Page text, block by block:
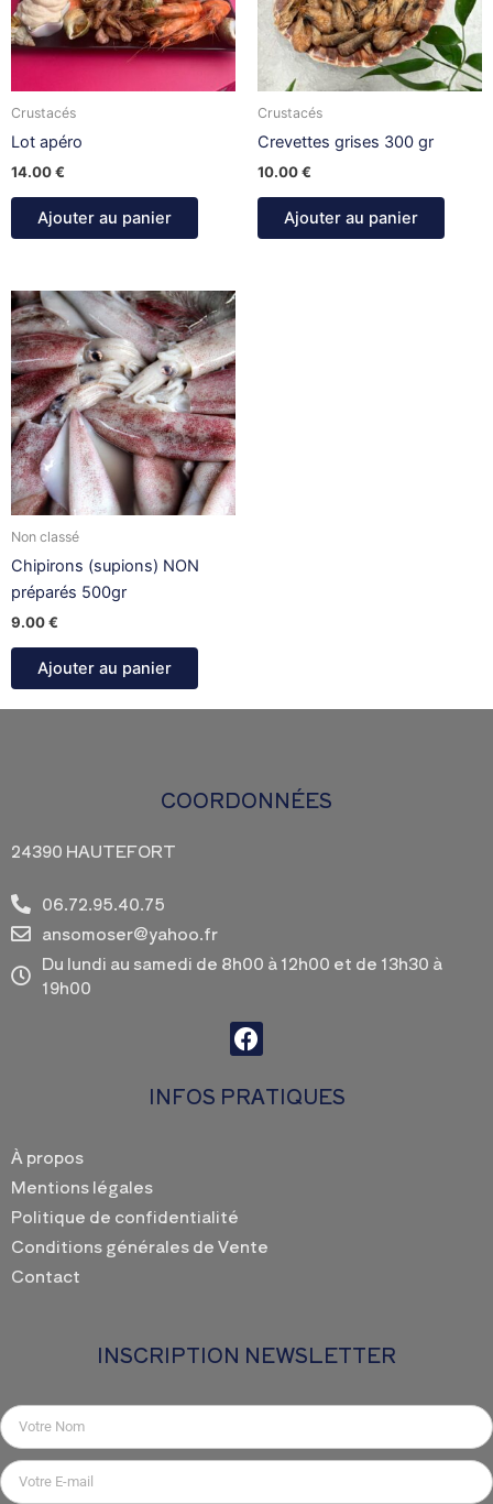
Crustacés
Lot apéro
14.00€
Ajouter au panier
Crustacés
Crevettes grises 300 gr
10.00€
Ajouter au panier
Non classé
Chipirons (supions) NON
préparés 500gr
9.00€
Ajouter au panier
COORDONNÉES
24390 HAUTEFORT
06.72.95.40.75
ansomoser@yahoo.fr
Du lundi au samedi de 8h00 à 12h00 et de 13h30 à
19h00
F
a
c
e
INFOS PRATIQUES
À propos
Mentions légales
Politique de confidentialité
Conditions générales de Vente
Contact
INSCRIPTION NEWSLETTER
Nom
Email